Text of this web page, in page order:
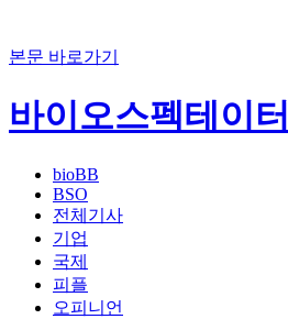
본문 바로가기
바이오스펙테이터
bioBB
BSO
전체기사
기업
국제
피플
오피니언